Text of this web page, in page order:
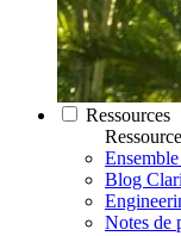
Ressources
Blog
Notes de